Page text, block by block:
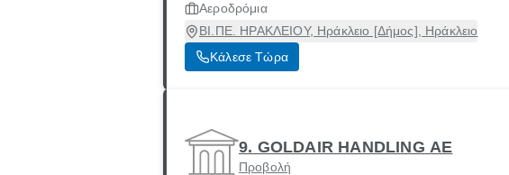
Αεροδρόμια
ΒΙ.ΠΕ. ΗΡΑΚΛΕΙΟΥ, Ηράκλειο [Δήμος], Ηράκλειο
Κάλεσε Τώρα
9. GOLDAIR HANDLING ΑΕ
Προβολή